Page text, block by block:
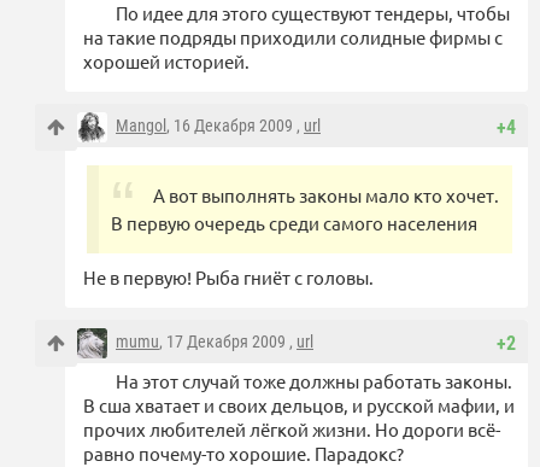
По идее для этого существуют тендеры, чтобы
на такие подряды приходили солидные фирмы с
хорошей историей.
+4
Mangol , 16 Декабря 2009 , url
А вот выполнять законы мало кто хочет.
В первую очередь среди самого населения
Не в первую! Рыба гниёт с головы.
+2
mumu, 17 Декабря 2009 , url
На этот случай тоже должны работать законы.
В сша хватает и своих дельцов, и русской мафии, и
прочих любителей лёгкой жизни. Но дороги всё-
равно почему-то хорошие. Парадокс?